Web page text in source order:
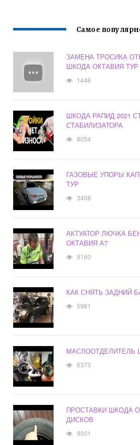
Самое
ЗАМЕНА ТРОСИКА
ШКОДА ОКТАВИЯ
1446
ШКОДА РАПИД 2021
СТАБИЛИЗАТОРА
8054
ГАЗОВЫЕ УПОРЫ
ТУР
3408
АКТУАТОР ЛЮЧКА
ОКТАВИЯ А7
9160
КАК СНЯТЬ ЗАДНИЙ
5981
МАСЛООТДЕЛИТЕЛЬ
6373
ПРОСТАВКИ ШКОДА
ДИСКОВ
9001